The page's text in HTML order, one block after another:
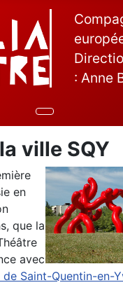
: Anne
ville SQY
en
que la
avec
Saint-Quentin-en-